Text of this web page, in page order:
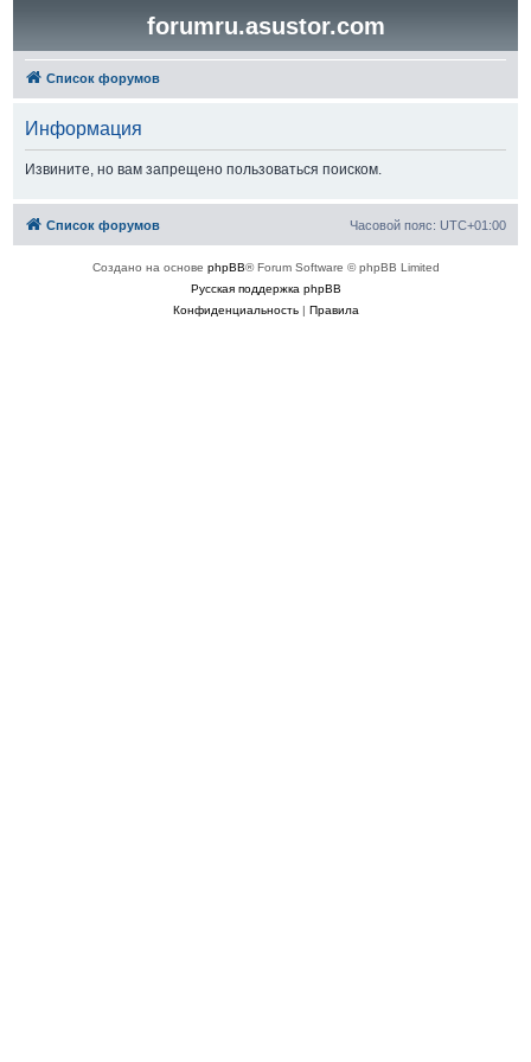
forumru.asustor.com
Список форумов
Информация
Извините, но вам запрещено пользоваться поиском.
Список форумов Часовой пояс: UTC+01:00
Создано на основе phpBB® Forum Software © phpBB Limited
Русская поддержка phpBB
Конфиденциальность| Правила